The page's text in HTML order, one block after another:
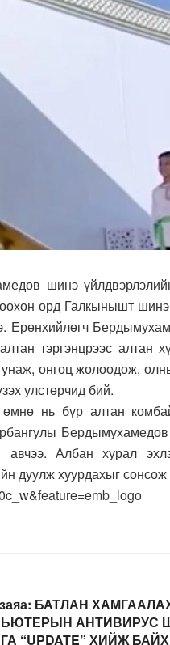
шинэ
орд Галкынышт шинэ
Ерөнхийлөгч
тэргэнцрээс алтан
онгоц жолоодож,
улстөрчид бий.
нь бүр алтан
авчээ. Албан хурал
дуулж хуурдахыг
БАТЛАН
АНТИВИРУС
“UPDATE” ХИЙЖ